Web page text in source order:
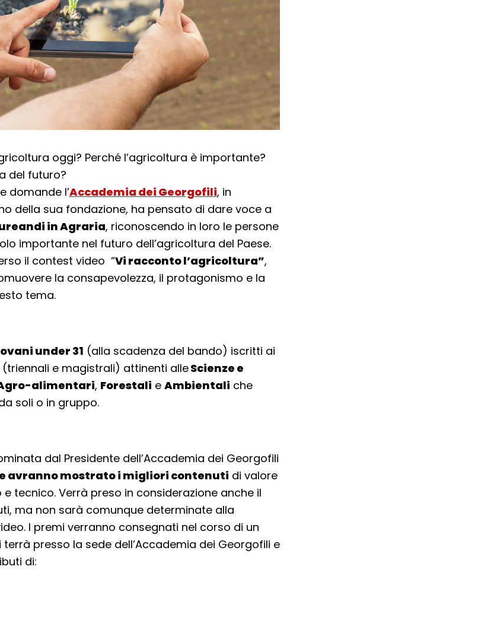
oggi? Perché l’agricoltura è importante?
del futuro?
domande l’Accademia dei Georgofili, in
della sua fondazione, ha pensato di dare voce a
in Agraria, riconoscendo in loro le persone
importante nel futuro dell’agricoltura del Paese.
il contest video “Vi racconto l’agricoltura”,
la consapevolezza, il protagonismo e la
tema.
under 31 (alla scadenza del bando) iscritti ai
(triennali e magistrali) attinenti alleScienze e
alimentari, Forestali e Ambientali che
soli o in gruppo.
dal Presidente dell’Accademia dei Georgofili
avranno mostrato i migliori contenuti di valore
tecnico. Verrà preso in considerazione anche il
ma non sarà comunque determinate alla
I premi verranno consegnati nel corso di un
presso la sede dell’Accademia dei Georgofili e
di: